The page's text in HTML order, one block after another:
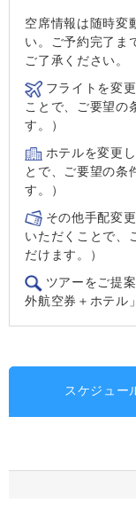
空席情報は随時変
い。ご予約完了ま
ご了承ください。
フライトを変
ことで、ご要望の
す。）
ホテルを変更
とで、ご要望の条
す。）
その他手配変
いただくことで、
だけます。）
ツアーをご提
外航空券＋ホテル
スケジュー